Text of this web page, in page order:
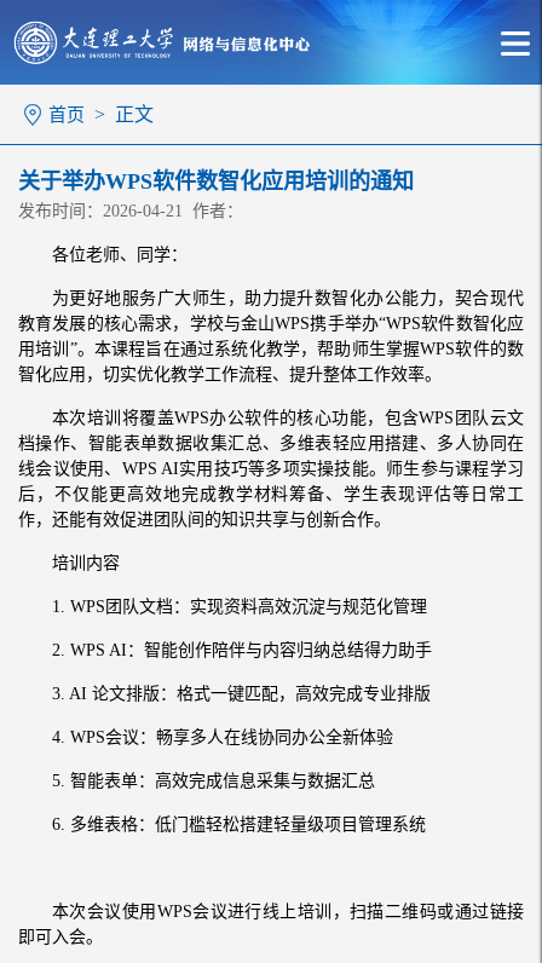
首页 > 正文
关于举办WPS软件数智化应用培训的通知
发布时间：2026-04-21 作者：
各位老师、同学：
为更好地服务广大师生，助力提升数智化办公能力，契合现代
教育发展的核心需求，学校与金山WPS携手举办“WPS软件数智化应
用培训”。本课程旨在通过系统化教学，帮助师生掌握WPS软件的数
智化应用，切实优化教学工作流程、提升整体工作效率。
本次培训将覆盖WPS办公软件的核心功能，包含WPS团队云文
档操作、智能表单数据收集汇总、多维表轻应用搭建、多人协同在
线会议使用、WPS AI实用技巧等多项实操技能。师生参与课程学习
后，不仅能更高效地完成教学材料筹备、学生表现评估等日常工
作，还能有效促进团队间的知识共享与创新合作。
培训内容
1. WPS团队文档：实现资料高效沉淀与规范化管理
2. WPS AI：智能创作陪伴与内容归纳总结得力助手
3. AI 论文排版：格式一键匹配，高效完成专业排版
4. WPS会议：畅享多人在线协同办公全新体验
5. 智能表单：高效完成信息采集与数据汇总
6. 多维表格：低门槛轻松搭建轻量级项目管理系统
本次会议使用WPS会议进行线上培训，扫描二维码或通过链接
即可入会。